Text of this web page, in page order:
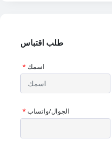
طلب اقتباس
* اسمك
*الجوال/واتساب